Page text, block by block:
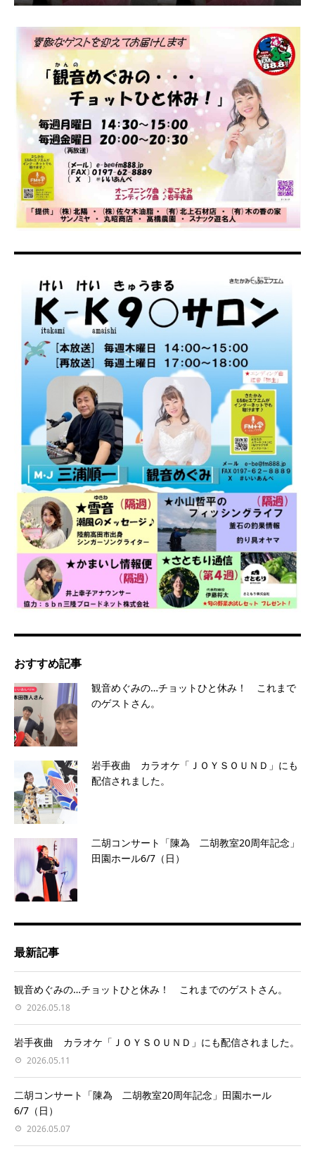
おすすめ記事
観音めぐみの…チョットひと休み！ これまで
のゲストさん。
岩手夜曲 カラオケ「ＪＯＹＳＯＵＮＤ」にも
配信されました。
二胡コンサート「陳為 二胡教室20周年記念」
田園ホール6/7（日）
最新記事
観音めぐみの…チョットひと休み！ これまでのゲストさん。
2026.05.18
岩手夜曲 カラオケ「ＪＯＹＳＯＵＮＤ」にも配信されました。
2026.05.11
二胡コンサート「陳為 二胡教室20周年記念」田園ホール
6/7（日）
2026.05.07